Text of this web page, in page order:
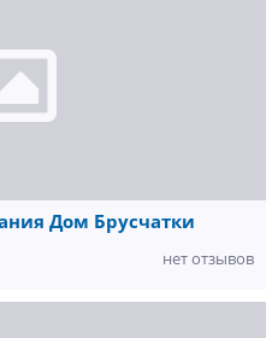
Дом Брусчатки
нет отзывов